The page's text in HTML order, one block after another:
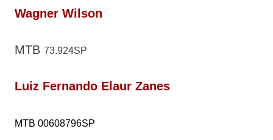
Wagner Wilson
MTB 73.924SP
Luiz Fernando Elaur Zanes
MTB 00608796SP